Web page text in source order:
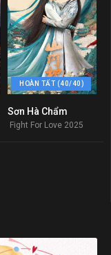
HOÀN TẤT (40/40)
Sơn Hà Chẩm
Fight For Love 2025